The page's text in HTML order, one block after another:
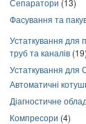
Сепаратори (13)
Фасування та
Устаткування для
труб та каналів (19)
Устаткування для
Автоматичні
Діагностичне
Компресори (4)